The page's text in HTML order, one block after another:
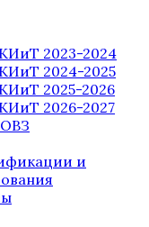
2023-2024
2024-2025
2025-2026
2026-2027
и